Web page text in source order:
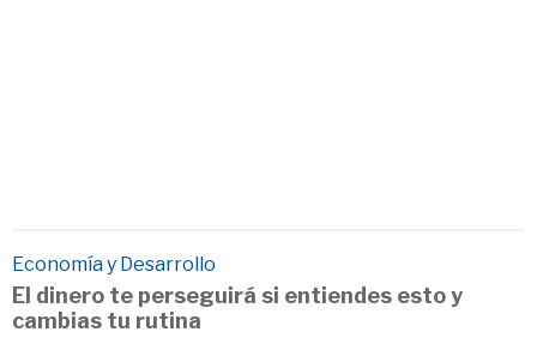
Economía y Desarrollo
El dinero te perseguirá si entiendes esto y
cambias tu rutina